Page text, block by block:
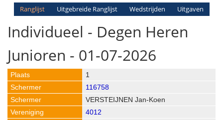
Login
Ranglijst Uitgebreide Ranglijst Wedstrijden Uitgaven
Individueel - Degen Heren
Junioren - 01-07-2026
1
116758
VERSTEIJNEN Jan-Koen
4012